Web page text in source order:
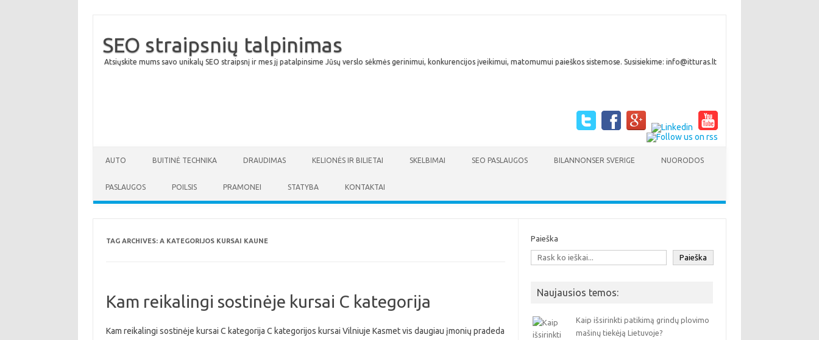
SEO straipsnių talpinimas
Atsiųskite mums savo unikalų SEO straipsnį ir mes jį patalpinsime Jūsų verslo sėkmės gerinimui, konkurencijos įveikimui, matomumui paieškos sistemose. Susisiekime: info@itturas.lt
AUTO BUITINĖ TECHNIKA DRAUDIMAS KELIONĖS IR BILIETAI SKELBIMAI SEO PASLAUGOS BILANNONSER SVERIGE NUORODOS
PASLAUGOS POILSIS PRAMONEI STATYBA KONTAKTAI
TAG ARCHIVES: A KATEGORIJOS KURSAI KAUNE
Kam reikalingi sostinėje kursai C kategorija
Kam reikalingi sostinėje kursai C kategorija C kategorijos kursai Vilniuje Kasmet vis daugiau įmonių pradeda
Paieška
Paieška
Naujausios temos:
Kaip išsirinkti patikimą grindų plovimo
mašinų tiekėją Lietuvoje?